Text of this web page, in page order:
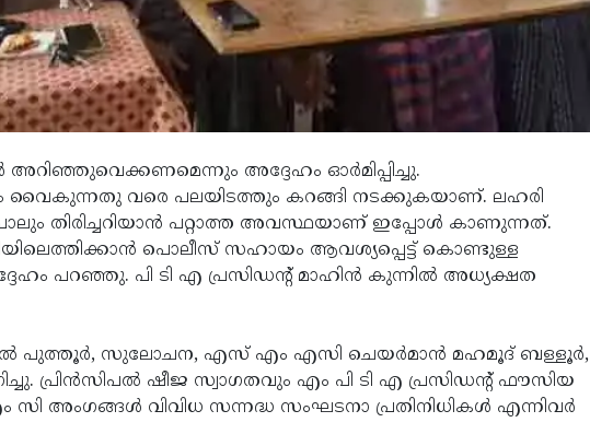
അദ്ദേഹം ഓര്‍മിപ്പിച്ചു.
വൈകുന്നതു വരെ പലയിടത്തും കറങ്ങി നടക്കുകയാണ്. ലഹരി
തിരിച്ചറിയാന്‍ പറ്റാത്ത അവസ്ഥയാണ് ഇപ്പോള്‍ കാണുന്നത്.
പൊലീസ് സഹായം ആവശ്യപ്പെട്ട് കൊണ്ടുള്ള
പറഞ്ഞു. പി ടി എ പ്രസിഡന്റ് മാഹിന്‍ കുന്നില്‍ അധ്യക്ഷത
പുത്തൂര്‍, സുലോചന, എസ് എം എസി ചെയര്‍മാന്‍ മഹമൂദ് ബള്ളൂര്‍,
പ്രിന്‍സിപല്‍ ഷീജ സ്വാഗതവും എം പി ടി എ പ്രസിഡന്റ് ഫൗസിയ
അംഗങ്ങള്‍ വിവിധ സന്നദ്ധ സംഘടനാ പ്രതിനിധികള്‍ എന്നിവര്‍